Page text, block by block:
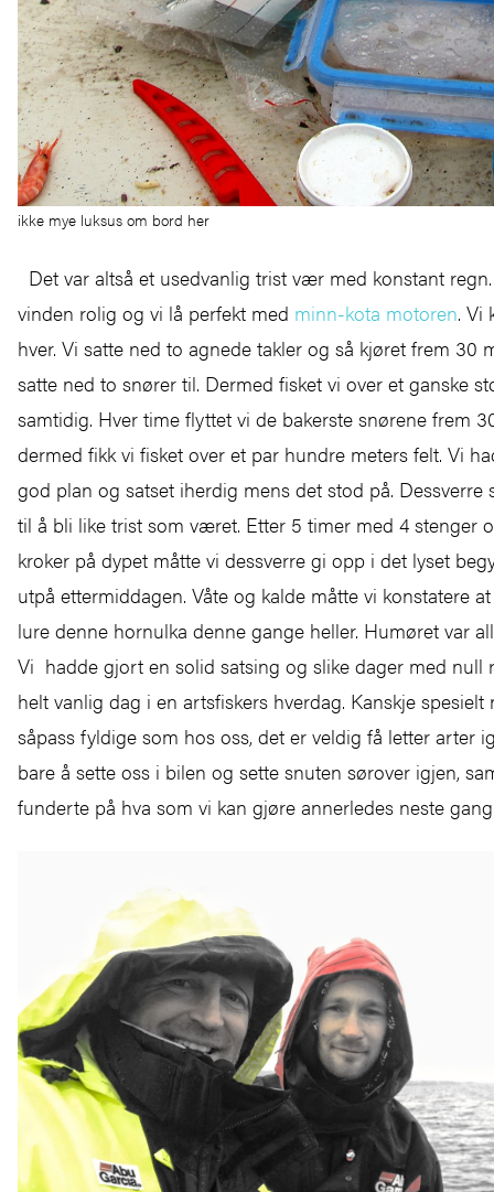
ikke mye luksus om bord her
Det var altså et usedvanlig trist vær med konstant
vinden rolig og vi lå perfekt med minn-kota motoren. Vi
hver. Vi satte ned to agnede takler og så kjøret frem 30
satte ned to snører til. Dermed fisket vi over et ganske
samtidig. Hver time flyttet vi de bakerste snørene frem
dermed fikk vi fisket over et par hundre meters felt. Vi
god plan og satset iherdig mens det stod på. Dessverre
til å bli like trist som været. Etter 5 timer med 4 stenger
kroker på dypet måtte vi dessverre gi opp i det lyset
utpå ettermiddagen. Våte og kalde måtte vi konstatere
lure denne hornulka denne gange heller. Humøret var
Vi hadde gjort en solid satsing og slike dager med null
helt vanlig dag i en artsfiskers hverdag. Kanskje spesielt
såpass fyldige som hos oss, det er veldig få letter arter
bare å sette oss i bilen og sette snuten sørover igjen,
funderte på hva som vi kan gjøre annerledes neste